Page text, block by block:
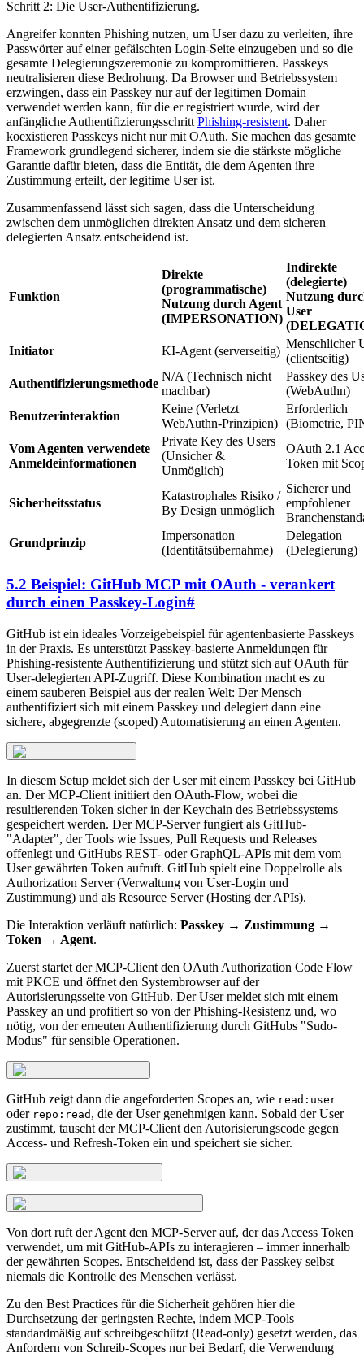
Schritt 2: Die User-Authentifizierung.
Angreifer konnten Phishing nutzen, um User dazu zu verleiten, ihre
Passwörter auf einer gefälschten Login-Seite einzugeben und so die
gesamte Delegierungszeremonie zu kompromittieren. Passkeys
neutralisieren diese Bedrohung. Da Browser und Betriebssystem
erzwingen, dass ein Passkey nur auf der legitimen Domain
verwendet werden kann, für die er registriert wurde, wird der
anfängliche AuthentifizierungsschrittPhishing-resistent. Daher
koexistieren Passkeys nicht nur mit OAuth. Sie machen das gesamte
Framework grundlegend sicherer, indem sie die stärkste mögliche
Garantie dafür bieten, dass die Entität, die dem Agenten ihre
Zustimmung erteilt, der legitime User ist.
Zusammenfassend lässt sich sagen, dass die Unterscheidung
zwischen dem unmöglichen direkten Ansatz und dem sicheren
delegierten Ansatz entscheidend ist.
Funktion
Direkte
(programmatische)
Nutzung durch Agent
(IMPERSONATION)
Indirekte
(delegierte)
Nutzung
User
Initiator
KI-Agent (serverseitig)
Menschlicher
(clientseitig)
Authentifizierungsmethode
N/A (Technisch nicht
machbar)
Passkey des
(WebAuthn)
Benutzerinteraktion
Keine (Verletzt
WebAuthn-Prinzipien)
Erforderlich
(Biometrie,
Vom Agenten verwendete
Anmeldeinformationen
Private Key des Users
(Unsicher &
Unmöglich)
OAuth 2.1
Token mit
Sicherheitsstatus
Katastrophales Risiko /
By Design unmöglich
Sicherer und
empfohlener
Grundprinzip
Impersonation
(Identitätsübernahme)
Delegation
(Delegierung)
5.2 Beispiel: GitHub MCP mit OAuth - verankert
durch einen Passkey-Login#
GitHub ist ein ideales Vorzeigebeispiel für agentenbasierte Passkeys
in der Praxis. Es unterstützt Passkey-basierte Anmeldungen für
Phishing-resistente Authentifizierung und stützt sich auf OAuth für
User-delegierten API-Zugriff. Diese Kombination macht es zu
einem sauberen Beispiel aus der realen Welt: Der Mensch
authentifiziert sich mit einem Passkey und delegiert dann eine
sichere, abgegrenzte (scoped) Automatisierung an einen Agenten.
In diesem Setup meldet sich der User mit einem Passkey bei GitHub
an. Der MCP-Client initiiert den OAuth-Flow, wobei die
resultierenden Token sicher in der Keychain des Betriebssystems
gespeichert werden. Der MCP-Server fungiert als GitHub-
"Adapter", der Tools wie Issues, Pull Requests und Releases
offenlegt und GitHubs REST- oder GraphQL-APIs mit dem vom
User gewährten Token aufruft. GitHub spielt eine Doppelrolle als
Authorization Server (Verwaltung von User-Login und
Zustimmung) und als Resource Server (Hosting der APIs).
Die Interaktion verläuft natürlich: Passkey → Zustimmung →
Token → Agent.
Zuerst startet der MCP-Client den OAuth Authorization Code Flow
mit PKCE und öffnet den Systembrowser auf der
Autorisierungsseite von GitHub. Der User meldet sich mit einem
Passkey an und profitiert so von der Phishing-Resistenz und, wo
nötig, von der erneuten Authentifizierung durch GitHubs "Sudo-
Modus" für sensible Operationen.
GitHub zeigt dann die angeforderten Scopes an, wie read:user
oder repo:read , die der User genehmigen kann. Sobald der User
zustimmt, tauscht der MCP-Client den Autorisierungscode gegen
Access- und Refresh-Token ein und speichert sie sicher.
Von dort ruft der Agent den MCP-Server auf, der das Access Token
verwendet, um mit GitHub-APIs zu interagieren – immer innerhalb
der gewährten Scopes. Entscheidend ist, dass der Passkey selbst
niemals die Kontrolle des Menschen verlässt.
Zu den Best Practices für die Sicherheit gehören hier die
Durchsetzung der geringsten Rechte, indem MCP-Tools
standardmäßig auf schreibgeschützt (Read-only) gesetzt werden, das
Anfordern von Schreib-Scopes nur bei Bedarf, die Verwendung